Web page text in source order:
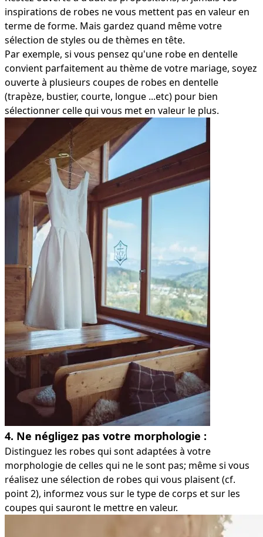
inspirations de robes ne vous mettent pas en valeur en
terme de forme. Mais gardez quand même votre
sélection de styles ou de thèmes en tête.
Par exemple, si vous pensez qu'une robe en dentelle
convient parfaitement au thème de votre mariage, soyez
ouverte à plusieurs coupes de robes en dentelle
(trapèze, bustier, courte, longue ...etc) pour bien
sélectionner celle qui vous met en valeur le plus.
4. Ne négligez pas votre morphologie :
Distinguez les robes qui sont adaptées à votre
morphologie de celles qui ne le sont pas; même si vous
réalisez une sélection de robes qui vous plaisent (cf.
point 2), informez vous sur le type de corps et sur les
coupes qui sauront le mettre en valeur.